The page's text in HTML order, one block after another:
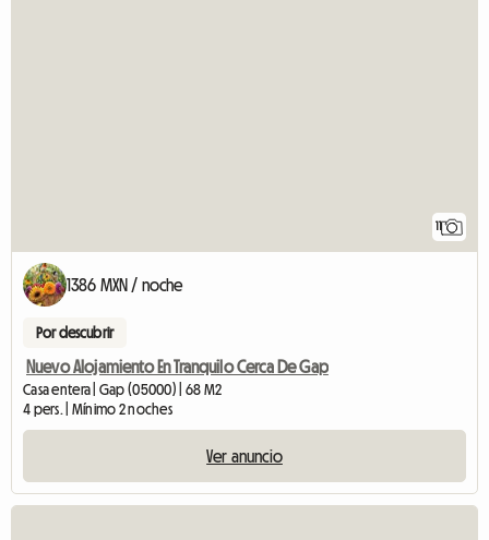
11
1386 MXN / noche
Por descubrir
Nuevo Alojamiento En Tranquilo Cerca De Gap
Casa entera | Gap (05000) | 68 M2
4 pers. | Mínimo 2 noches
Ver anuncio